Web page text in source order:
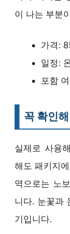
이 나는 부분
가격:
일정:
포함
꼭 확인
실제로 사용
해도 패키지
역으로는 노
니다. 눈꽃과
기입니다.